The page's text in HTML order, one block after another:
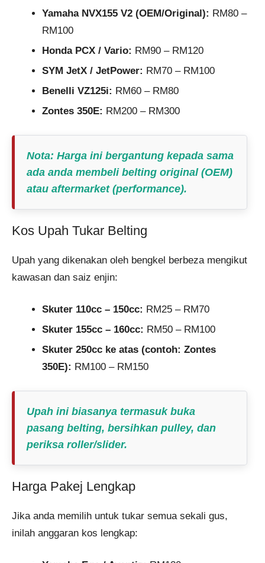
Yamaha NVX155 V2 (OEM/Original): RM80 –
RM100
Honda PCX / Vario: RM90 – RM120
SYM JetX / JetPower: RM70 – RM100
Benelli VZ125i: RM60 – RM80
Zontes 350E: RM200 – RM300
Nota: Harga ini bergantung kepada sama
ada anda membeli belting original (OEM)
atau aftermarket (performance).
Kos Upah Tukar Belting
Upah yang dikenakan oleh bengkel berbeza mengikut
kawasan dan saiz enjin:
Skuter 110cc – 150cc: RM25 – RM70
Skuter 155cc – 160cc: RM50 – RM100
Skuter 250cc ke atas (contoh: Zontes
350E): RM100 – RM150
Upah ini biasanya termasuk buka
pasang belting, bersihkan pulley, dan
periksa roller/slider.
Harga Pakej Lengkap
Jika anda memilih untuk tukar semua sekali gus,
inilah anggaran kos lengkap: